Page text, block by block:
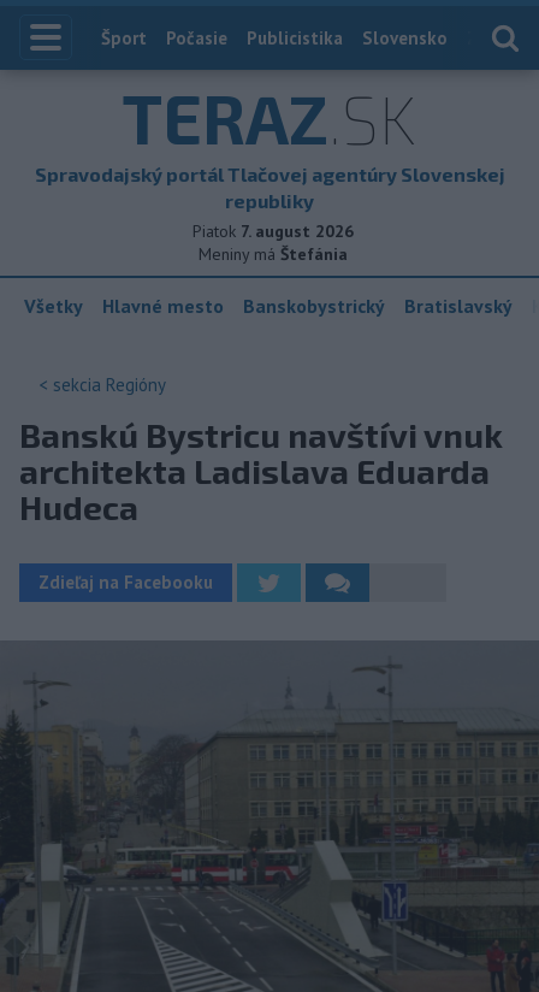
Index
Šport Počasie Publicistika Slovensko
TERAZ.SK
Spravodajský portál Tlačovej agentúry Slovenskej
republiky
Piatok 7. august 2026
Meniny má Štefánia
Všetky Hlavné mesto Banskobystrický Bratislavský
< sekcia Regióny
Banskú Bystricu navštívi vnuk
architekta Ladislava Eduarda
Hudeca
Zdieľaj na Facebooku